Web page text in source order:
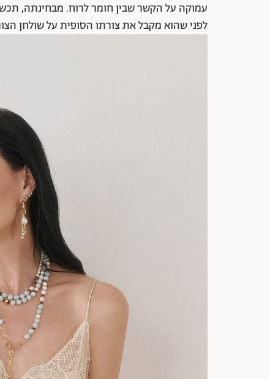
עמוקה על הקשר שבין חומר לרוח. מבחינתה,
לפני שהוא מקבל את צורתו הסופית על שולחן